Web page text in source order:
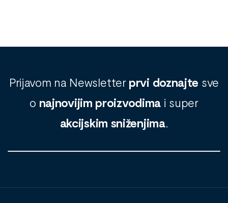
Prijavom na Newsletter prvi doznajte sve
o najnovijim proizvodima i super
akcijskim sniženjima.